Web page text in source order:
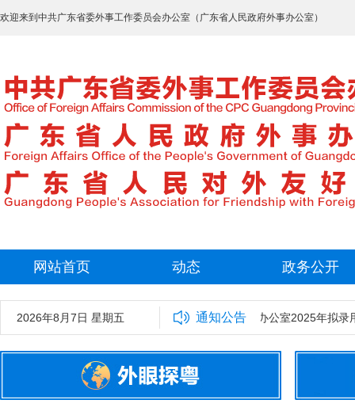
欢迎来到中共广东省委外事工作委员会办公室（广东省人民政府外事办公室）
网站首页 动态 政务公开
2026年8月7日 星期五 通知公告
中共广东省委外事工作委员会办公室2025年拟录